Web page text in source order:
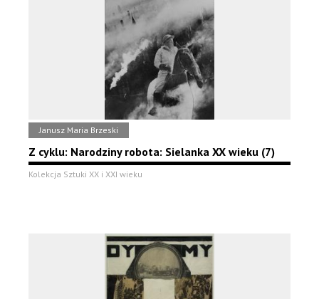
Janusz Maria Brzeski
Z cyklu: Narodziny robota: Sielanka XX wieku (7)
Kolekcja Sztuki XX i XXI wieku